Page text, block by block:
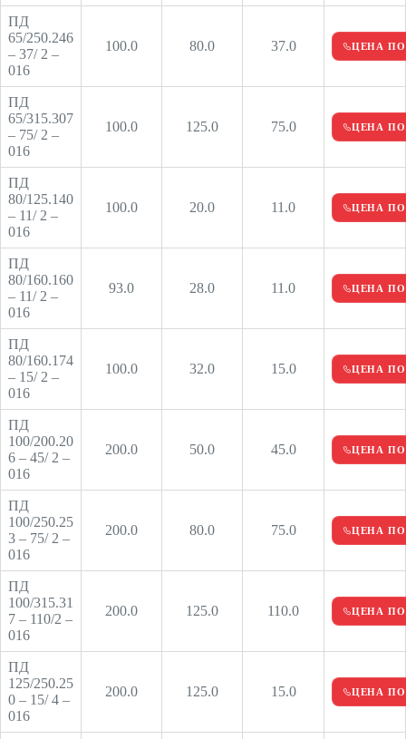
ПД
65/250.246
– 37/ 2 –
016
100.0 80.0 37.0 ЦЕНА
ПД
65/315.307
– 75/ 2 –
016
100.0 125.0 75.0 ЦЕНА
ПД
80/125.140
– 11/ 2 –
016
100.0 20.0 11.0 ЦЕНА
ПД
80/160.160
– 11/ 2 –
016
93.0 28.0 11.0 ЦЕНА
ПД
80/160.174
– 15/ 2 –
016
100.0 32.0 15.0 ЦЕНА
ПД
100/200.20
6 – 45/ 2 –
016
200.0 50.0 45.0 ЦЕНА
ПД
100/250.25
3 – 75/ 2 –
016
200.0 80.0 75.0 ЦЕНА
ПД
100/315.31
7 – 110/2 –
016
200.0 125.0 110.0 ЦЕНА
ПД
125/250.25
0 – 15/ 4 –
016
200.0 125.0 15.0 ЦЕНА